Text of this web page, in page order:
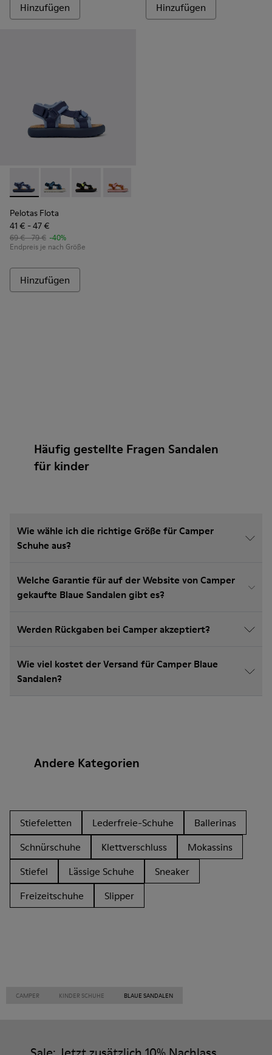
Hinzufügen Hinzufügen
Pelotas Flota - K800579-001 - Blaue Textilsandalen
Pelotas Flota - K800579-007
Pelotas Flota - K800579-006
Pelotas Flota - K800579-005
Pelotas Flota
41 € - 47 €
69 € - 79 € -40%
Endpreis je nach Größe
Hinzufügen
Häufig gestellte Fragen Sandalen
für kinder
Wie wähle ich die richtige Größe für Camper
Schuhe aus?
Welche Garantie für auf der Website von Camper
gekaufte Blaue Sandalen gibt es?
Werden Rückgaben bei Camper akzeptiert?
Wie viel kostet der Versand für Camper Blaue
Sandalen?
Andere Kategorien
Stiefeletten Lederfreie-Schuhe
Ballerinas
Schnürschuhe
Klettverschluss
Mokassins
Stiefel
Lässige Schuhe
Sneaker
Freizeitschuhe
Slipper
CAMPER KINDER SCHUHE BLAUE SANDALEN